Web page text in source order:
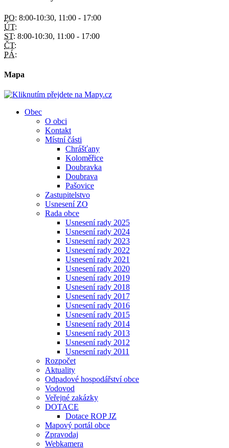
PO: 8:00-10:30, 11:00 - 17:00
ÚT:
ST: 8:00-10:30, 11:00 - 17:00
ČT:
PÁ:
Mapa
Obec
O obci
Kontakt
Místní části
Chrášťany
Koloměřice
Doubravka
Doubrava
Pašovice
Zastupitelstvo
Usnesení ZO
Rada obce
Usnesení rady 2025
Usnesení rady 2024
Usnesení rady 2023
Usnesení rady 2022
Usnesení rady 2021
Usnesení rady 2020
Usnesení rady 2019
Usnesení rady 2018
Usnesení rady 2017
Usnesení rady 2016
Usnesení rady 2015
Usnesení rady 2014
Usnesení rady 2013
Usnesení rady 2012
Usnesení rady 2011
Rozpočet
Aktuality
Odpadové hospodářství obce
Vodovod
Veřejné zakázky
DOTACE
Dotace ROP JZ
Mapový portál obce
Zpravodaj
Webkamera